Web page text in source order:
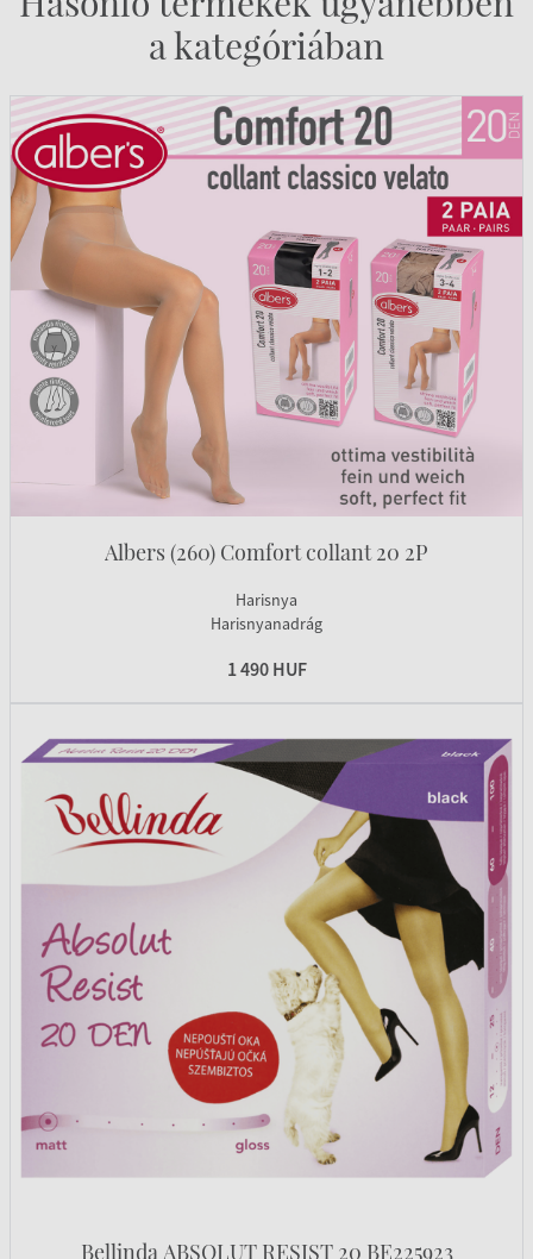
a kategóriában
Albers (260) Comfort collant 20 2P
Harisnya
Harisnyanadrág
1 490 HUF
Bellinda ABSOLUT RESIST 20 BE225923